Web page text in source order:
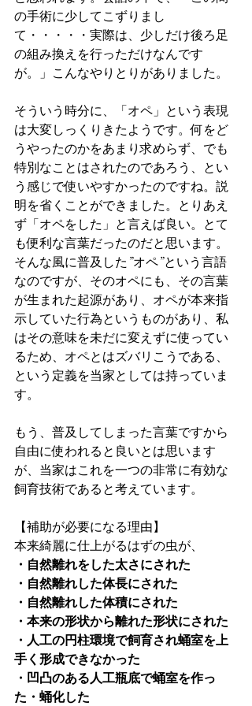
の手術に少してこずりまし
て・・・・・実際は、少しだけ後ろ足
の組み換えを行っただけなんです
が。」こんなやりとりがありました。
そういう時分に、「オペ」という表現
は大変しっくりきたようです。何をど
うやったのかをあまり求めらず、でも
特別なことはされたのであろう、とい
う感じで使いやすかったのですね。説
明を省くことができました。とりあえ
ず「オペをした」と言えば良い。とて
も便利な言葉だったのだと思います。
そんな風に普及した”オペ”という言語
なのですが、そのオペにも、その言葉
が生まれた起源があり、オペが本来指
示していた行為というものがあり、私
はその意味を未だに変えずに使ってい
るため、オペとはズバリこうである、
という定義を当家としては持っていま
す。
もう、普及してしまった言葉ですから
自由に使われると良いとは思います
が、当家はこれを一つの非常に有効な
飼育技術であると考えています。
【補助が必要になる理由】
本来綺麗に仕上がるはずの虫が、
・自然離れをした太さにされた
・自然離れした体長にされた
・自然離れした体積にされた
・本来の形状から離れた形状にされた
・人工の円柱環境で飼育され蛹室を上
手く形成できなかった
・凹凸のある人工瓶底で蛹室を作っ
た・蛹化した